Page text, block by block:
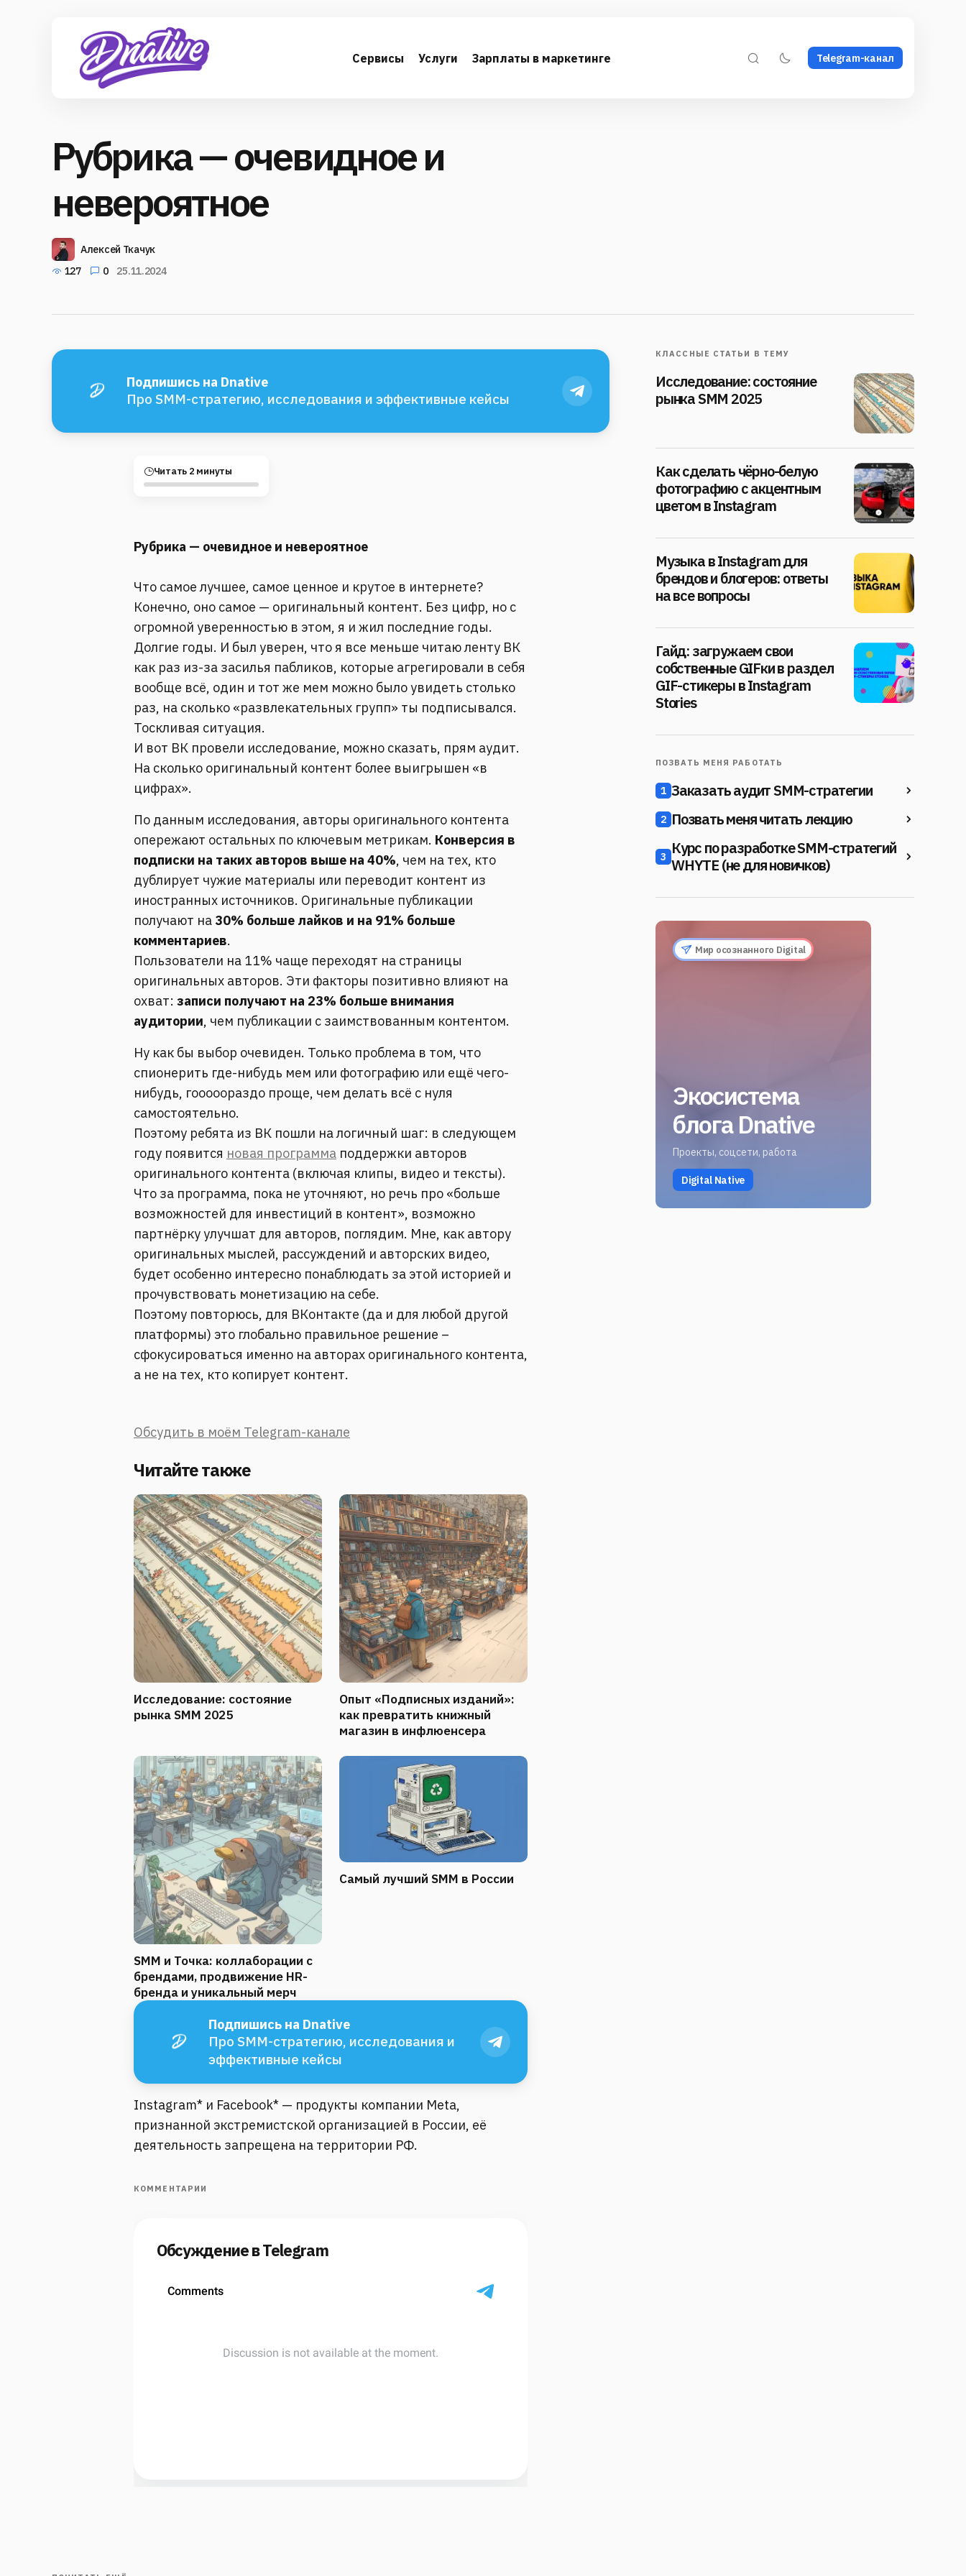
Сервисы Услуги Зарплаты в маркетинге Telegram-канал
Рубрика — очевидное и
невероятное
Алексей Ткачук
127
0 25.11.2024
Подпишись на Dnative
Про SMM-стратегию, исследования и эффективные кейсы
Читать 2 минуты
Рубрика — очевидное и невероятное
Что самое лучшее, самое ценное и крутое в интернете?
Конечно, оно самое — оригинальный контент. Без цифр, но с
огромной уверенностью в этом, я и жил последние годы.
Долгие годы. И был уверен, что я все меньше читаю ленту ВК
как раз из-за засилья пабликов, которые агрегировали в себя
вообще всё, один и тот же мем можно было увидеть столько
раз, на сколько «развлекательных групп» ты подписывался.
Тоскливая ситуация.
И вот ВК провели исследование, можно сказать, прям аудит.
На сколько оригинальный контент более выигрышен «в
цифрах».
По данным исследования, авторы оригинального контента
опережают остальных по ключевым метрикам. Конверсия в
подписки на таких авторов выше на 40%, чем на тех, кто
дублирует чужие материалы или переводит контент из
иностранных источников. Оригинальные публикации
получают на 30% больше лайков и на 91% больше
комментариев.
Пользователи на 11% чаще переходят на страницы
оригинальных авторов. Эти факторы позитивно влияют на
охват: записи получают на 23% больше внимания
аудитории, чем публикации с заимствованным контентом.
Ну как бы выбор очевиден. Только проблема в том, что
спионерить где-нибудь мем или фотографию или ещё чего-
нибудь, гооооораздо проще, чем делать всё с нуля
самостоятельно.
Поэтому ребята из ВК пошли на логичный шаг: в следующем
году появится новая программа поддержки авторов
оригинального контента (включая клипы, видео и тексты).
Что за программа, пока не уточняют, но речь про «больше
возможностей для инвестиций в контент», возможно
партнёрку улучшат для авторов, поглядим. Мне, как автору
оригинальных мыслей, рассуждений и авторских видео,
будет особенно интересно понаблюдать за этой историей и
прочувствовать монетизацию на себе.
Поэтому повторюсь, для ВКонтакте (да и для любой другой
платформы) это глобально правильное решение –
сфокусироваться именно на авторах оригинального контента,
а не на тех, кто копирует контент.
Обсудить в моём Telegram-канале
Читайте также
Исследование: состояние
рынка SMM 2025
Опыт «Подписных изданий»:
как превратить книжный
магазин в инфлюенсера
SMM и Точка: коллаборации с
брендами, продвижение HR-
бренда и уникальный мерч
Самый лучший SMM в России
Подпишись на Dnative
Про SMM-стратегию, исследования и
эффективные кейсы
Instagram* и Facebook* — продукты компании Meta,
признанной экстремистской организацией в России, её
деятельность запрещена на территории РФ.
КОММЕНТАРИИ
Обсуждение в Telegram
КЛАССНЫЕ СТАТЬИ В ТЕМУ
Исследование: состояние
рынка SMM 2025
Как сделать чёрно-белую
фотографию с акцентным
цветом в Instagram
Музыка в Instagram для
брендов и блогеров: ответы
на все вопросы
Гайд: загружаем свои
собственные GIFки в раздел
GIF-стикеры в Instagram
Stories
ПОЗВАТЬ МЕНЯ РАБОТАТЬ
1 Заказать аудит SMM-стратегии
2 Позвать меня читать лекцию
3 Курс по разработке SMM-стратегий
WHYTE (не для новичков)
Мир осознанного Digital
Экосистема
блога Dnative
Проекты, соцсети, работа
Digital Native